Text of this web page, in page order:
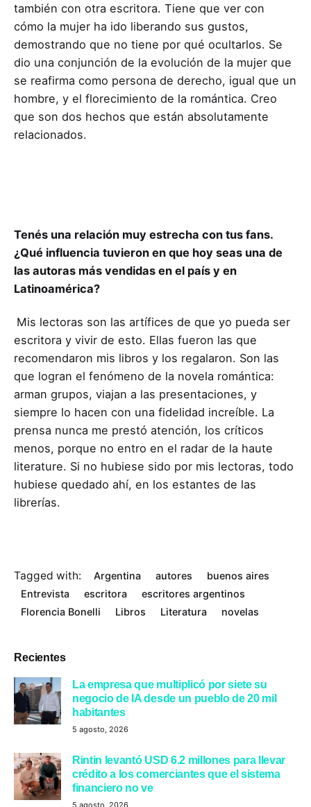
Recientes
La empresa que multiplicó por siete su
negocio de IA desde un pueblo de 20 mil
habitantes
5 agosto, 2026
Rintin levantó USD 6.2 millones para llevar
crédito a los comerciantes que el sistema
financiero no ve
también con otra escritora. Tiene que ver con
cómo la mujer ha ido liberando sus gustos,
demostrando que no tiene por qué ocultarlos. Se
dio una conjunción de la evolución de la mujer que
se reafirma como persona de derecho, igual que un
hombre, y el florecimiento de la romántica. Creo
que son dos hechos que están absolutamente
relacionados.
Tenés una relación muy estrecha con tus fans.
¿Qué influencia tuvieron en que hoy seas una de
las autoras más vendidas en el país y en
Latinoamérica?
Mis lectoras son las artífices de que yo pueda ser
escritora y vivir de esto. Ellas fueron las que
recomendaron mis libros y los regalaron. Son las
que logran el fenómeno de la novela romántica:
arman grupos, viajan a las presentaciones, y
siempre lo hacen con una fidelidad increíble. La
prensa nunca me prestó atención, los críticos
menos, porque no entro en el radar de la haute
literature. Si no hubiese sido por mis lectoras, todo
hubiese quedado ahí, en los estantes de las
librerías.
Tagged with: Argentina autores
buenos aires
Entrevista
escritora
escritores argentinos
Florencia Bonelli
Libros Literatura novelas